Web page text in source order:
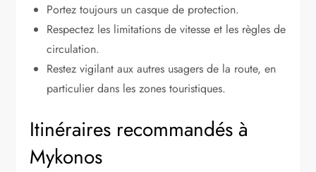
Portez toujours un casque de protection.
Respectez les limitations de vitesse et les règles de
circulation.
Restez vigilant aux autres usagers de la route, en
particulier dans les zones touristiques.
Itinéraires recommandés à
Mykonos